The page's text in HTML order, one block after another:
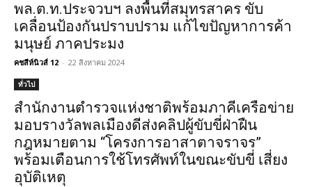
พล.ต.ท.ประจวบฯ ลงพื้นที่สมุทรสาคร ขับ
เคลื่อนป้องกันปราบปราม แก้ไขปัญหาการค้า
มนุษย์ ภาคประมง
คชสีห์นิวส์ 12 - 22 สิงหาคม 2024
ทั่วไป
สำนักงานตำรวจแห่งชาติพร้อมภาคีเครือข่าย
มอบรางวัลพลเมืองดีส่งคลิปผู้ขับขี่ฝ่าฝืน
กฎหมายตาม “โครงการอาสาตาจราจร”
พร้อมเตือนการใช้โทรศัพท์ในขณะขับขี่ เสี่ยง
อุบัติเหตุ